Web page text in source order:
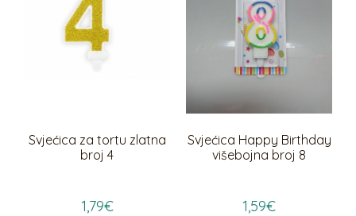
Svjećica za tortu zlatna
broj 4
1,79€
Svjećica Happy Birthday
višebojna broj 8
1,59€